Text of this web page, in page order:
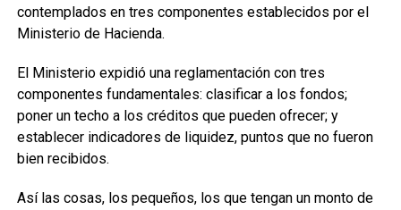
contemplados en tres componentes establecidos por el
Ministerio de Hacienda.
El Ministerio expidió una reglamentación con tres
componentes fundamentales: clasificar a los fondos;
poner un techo a los créditos que pueden ofrecer; y
establecer indicadores de liquidez, puntos que no fueron
bien recibidos.
Así las cosas, los pequeños, los que tengan un monto de